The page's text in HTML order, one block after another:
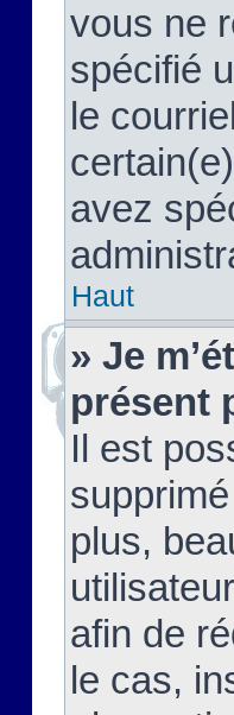
vous ne
spécifié
le
avez
Haut
» Je
présent
Il est
plus,
afin de
le cas,